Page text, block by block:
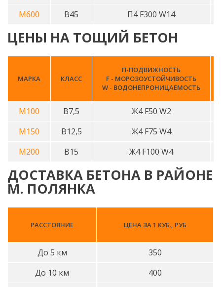
М600
В45 П4 F300 W14
ЦЕНЫ НА ТОЩИЙ БЕТОН
МАРКА КЛАСС
П-ПОДВИЖНОСТЬ
F - МОРОЗОУСТОЙЧИВОСТЬ
W - ВОДОНЕПРОНИЦАЕМОСТЬ
М100 B7,5
Ж4 F50 W2
М150
B12,5
Ж4 F75 W4
М200
B15 Ж4 F100 W4
ДОСТАВКА БЕТОНА В РАЙОНЕ
М. ПОЛЯНКА
РАССТОЯНИЕ ЦЕНА ЗА 1 КУБ., РУБ
До 5 км
350
До 10 км
400